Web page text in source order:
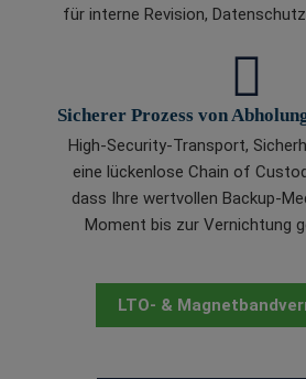
für interne Revision,
Sicherer Prozess von
High-Security-Transport,
eine lückenlose Chain of
dass Ihre wertvollen Backup-
Moment bis zur Vernichtung
LTO- &